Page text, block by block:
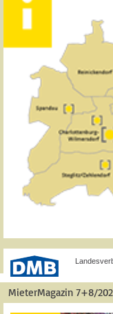
MieterMagazin 7+8/